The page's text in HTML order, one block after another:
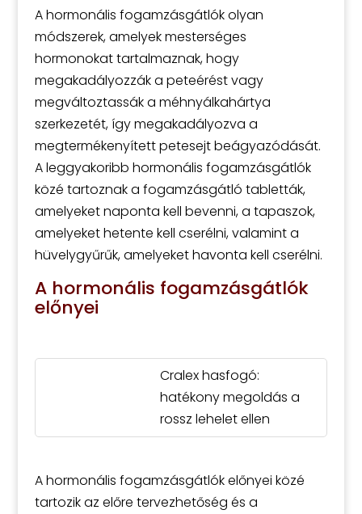
A hormonális fogamzásgátlók olyan
módszerek, amelyek mesterséges
hormonokat tartalmaznak, hogy
megakadályozzák a peteérést vagy
megváltoztassák a méhnyálkahártya
szerkezetét, így megakadályozva a
megtermékenyített petesejt beágyazódását.
A leggyakoribb hormonális fogamzásgátlók
közé tartoznak a fogamzásgátló tabletták,
amelyeket naponta kell bevenni, a tapaszok,
amelyeket hetente kell cserélni, valamint a
hüvelygyűrűk, amelyeket havonta kell cserélni.
A hormonális fogamzásgátlók
előnyei
Cralex hasfogó:
hatékony megoldás a
rossz lehelet ellen
A hormonális fogamzásgátlók előnyei közé
tartozik az előre tervezhetőség és a